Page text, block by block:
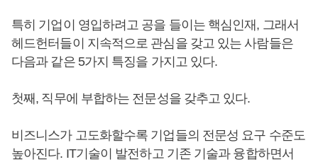
특히 기업이 영입하려고 공을 들이는 핵심인재, 그래서
헤드헌터들이 지속적으로 관심을 갖고 있는 사람들은
다음과 같은 5가지 특징을 가지고 있다.
첫째, 직무에 부합하는 전문성을 갖추고 있다.
비즈니스가 고도화할수록 기업들의 전문성 요구 수준도
높아진다. IT기술이 발전하고 기존 기술과 융합하면서